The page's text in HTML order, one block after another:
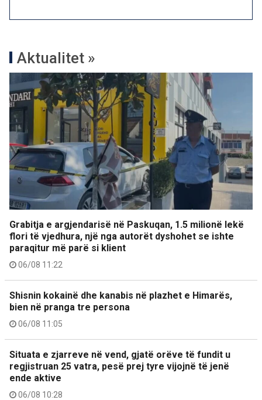
Aktualitet »
Grabitja e argjendarisë në Paskuqan, 1.5 milionë lekë
flori të vjedhura, një nga autorët dyshohet se ishte
paraqitur më parë si klient
06/08 11:22
Shisnin kokainë dhe kanabis në plazhet e Himarës,
bien në pranga tre persona
06/08 11:05
Situata e zjarreve në vend, gjatë orëve të fundit u
regjistruan 25 vatra, pesë prej tyre vijojnë të jenë
ende aktive
06/08 10:28